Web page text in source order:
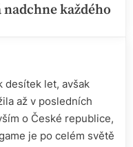
každého
desítek let, avšak
až v posledních
o České republice,
je po celém světě